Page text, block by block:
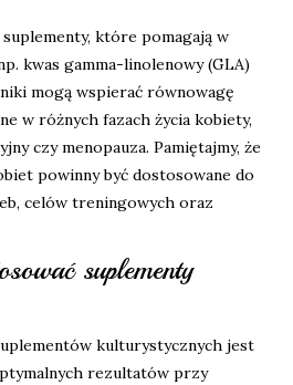
które pomagają w
kwas gamma-linolenowy (GLA)
mogą wspierać równowagę
w różnych fazach życia kobiety,
czy menopauza. Pamiętajmy, że
powinny być dostosowane do
celów treningowych oraz
suplementy
kulturystycznych jest
rezultatów przy